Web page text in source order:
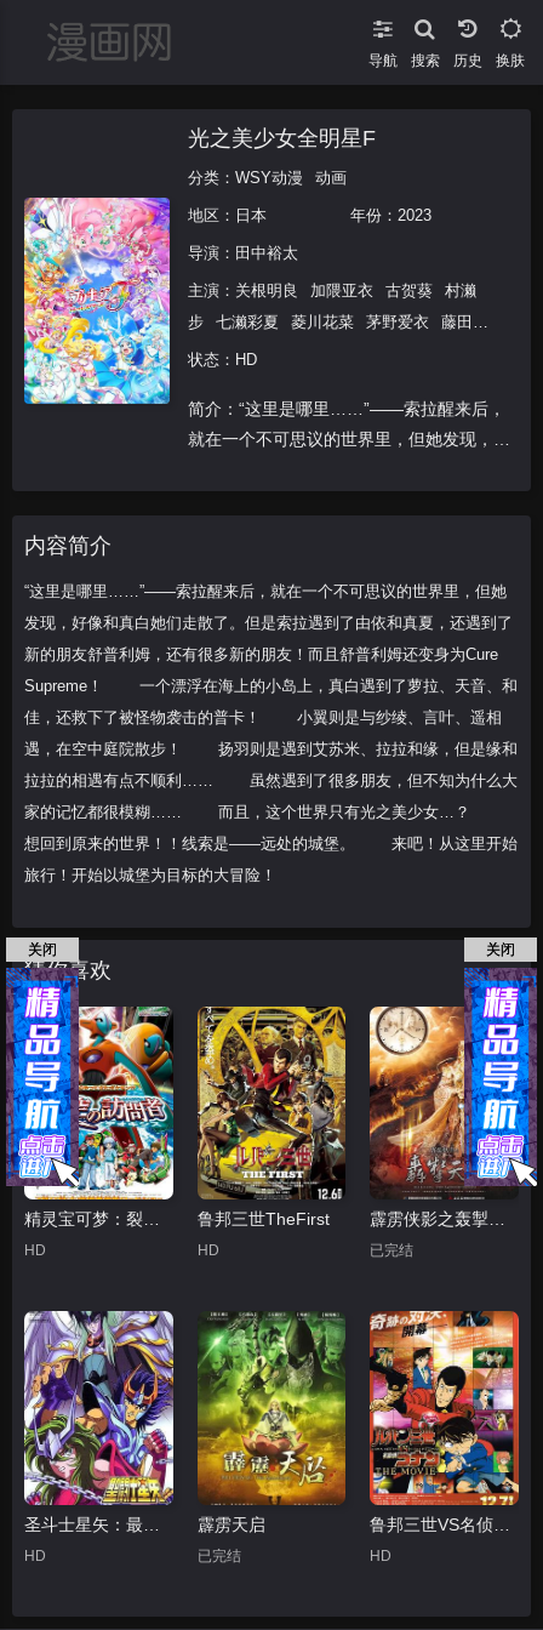
导航 搜索 换肤
光之美少女全明星F
分类： WSY动漫 动画
地区： 日本 年份： 2023
导演： 田中裕太
主演： 关根明良 加隈亚衣 古贺葵
村濑
步
七濑彩夏 菱川花菜 茅野爱衣
藤田
咲
早见沙织
好美
本泉莉奈 岛村侑
状态：HD
简介：“这里是哪里……”——索拉醒来后，
就在一个不可思议的世界里，但她发现，好
内容简介
“这里是哪里……”——索拉醒来后，就在一个不可思议的世界里，但她
发现，好像和真白她们走散了。但是索拉遇到了由依和真夏，还遇到了
新的朋友舒普利姆，还有很多新的朋友！而且舒普利姆还变身为Cure
Supreme！ 一个漂浮在海上的小岛上，真白遇到了萝拉、天音、和
佳，还救下了被怪物袭击的普卡！ 小翼则是与纱绫、言叶、遥相
遇，在空中庭院散步！ 扬羽则是遇到艾苏米、拉拉和缘，但是缘和
拉拉的相遇有点不顺利…… 虽然遇到了很多朋友，但不知为什么大
家的记忆都很模糊…… 而且，这个世界只有光之美少女…？
想回到原来的世界！！线索是——远处的城堡。 来吧！从这里开始
旅行！开始以城堡为目标的大冒险！
猜你喜欢
精灵宝可梦：裂空的访问者代欧奇希斯国语
HD
鲁邦三世TheFirst
HD
霹雳侠影之轰掣天下
已完结
HD
霹雳天启
已完结 HD
关闭 关闭